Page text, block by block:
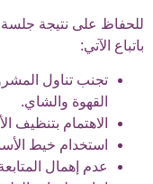
للحفاظ على نتيجة
باتباع الآتي:
تجنب تناول
القهوة والشاي.
الاهتمام بتنظيف
استخدام خيط
عدم إهمال